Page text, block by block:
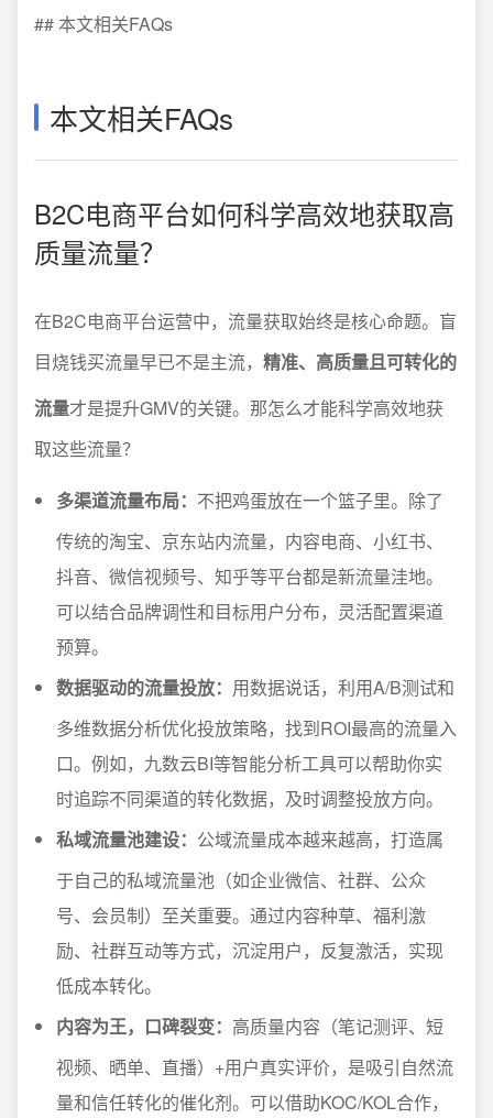
## 本文相关FAQs
本文相关FAQs
B2C电商平台如何科学高效地获取高
质量流量？
在B2C电商平台运营中，流量获取始终是核心命题。盲
目烧钱买流量早已不是主流， 精准、高质量且可转化的
流量才是提升GMV的关键。那怎么才能科学高效地获
取这些流量？
多渠道流量布局： 不把鸡蛋放在一个篮子里。除了
传统的淘宝、京东站内流量，内容电商、小红书、
抖音、微信视频号、知乎等平台都是新流量洼地。
可以结合品牌调性和目标用户分布，灵活配置渠道
预算。
数据驱动的流量投放： 用数据说话，利用A/B测试和
多维数据分析优化投放策略，找到ROI最高的流量入
口。例如，九数云BI等智能分析工具可以帮助你实
时追踪不同渠道的转化数据，及时调整投放方向。
私域流量池建设： 公域流量成本越来越高，打造属
于自己的私域流量池（如企业微信、社群、公众
号、会员制）至关重要。通过内容种草、福利激
励、社群互动等方式，沉淀用户，反复激活，实现
低成本转化。
内容为王，口碑裂变： 高质量内容（笔记测评、短
视频、晒单、直播）+用户真实评价，是吸引自然流
量和信任转化的催化剂。可以借助KOC/KOL合作，